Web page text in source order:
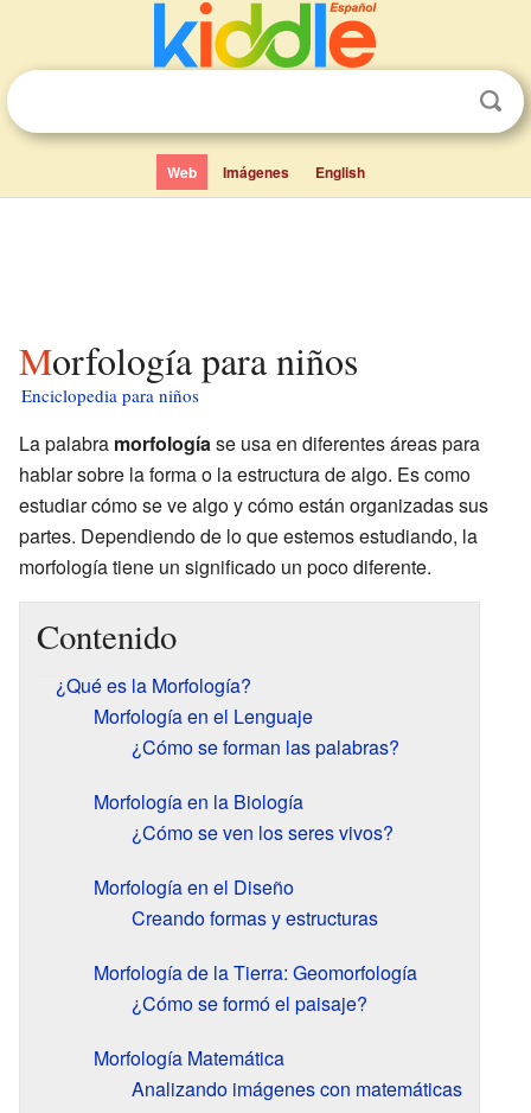
Web Imágenes English
Morfología para niños
Enciclopedia para niños
La palabra morfologíase usa en diferentes áreas para
hablar sobre la forma o la estructura de algo. Es como
estudiar cómo se ve algo y cómo están organizadas sus
partes. Dependiendo de lo que estemos estudiando, la
morfología tiene un significado un poco diferente.
Contenido
¿Qué es la Morfología?
Morfología en el Lenguaje
¿Cómo se forman las palabras?
Morfología en la Biología
¿Cómo se ven los seres vivos?
Morfología en el Diseño
Creando formas y estructuras
Morfología de la Tierra: Geomorfología
¿Cómo se formó el paisaje?
Morfología Matemática
Analizando imágenes con matemáticas